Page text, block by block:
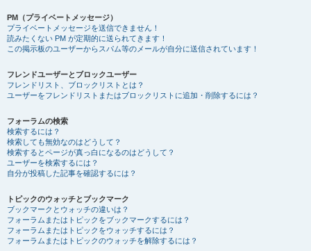
PM（プライベートメッセージ）
プライベートメッセージを送信できません！
読みたくない PM が定期的に送られてきます！
この掲示板のユーザーからスパム等のメールが自分に送信されています！
フレンドユーザーとブロックユーザー
フレンドリスト、ブロックリストとは？
ユーザーをフレンドリストまたはブロックリストに追加・削除するには？
フォーラムの検索
検索するには？
検索しても無効なのはどうして？
検索するとページが真っ白になるのはどうして？
ユーザーを検索するには？
自分が投稿した記事を確認するには？
トピックのウォッチとブックマーク
ブックマークとウォッチの違いは？
フォーラムまたはトピックをブックマークするには？
フォーラムまたはトピックをウォッチするには？
フォーラムまたはトピックのウォッチを解除するには？